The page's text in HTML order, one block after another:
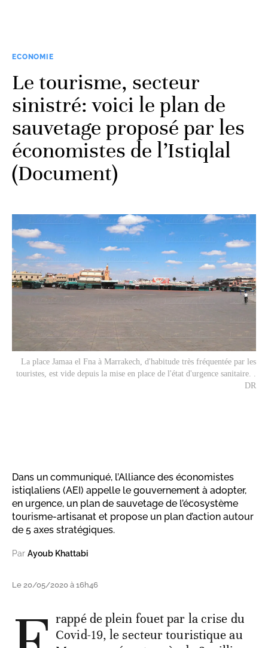
ECONOMIE
Le tourisme, secteur
sinistré: voici le plan de
sauvetage proposé par les
économistes de l’Istiqlal
(Document)
La place Jamaa el Fna à Marrakech, d'habitude très fréquentée par les
touristes, est vide depuis la mise en place de l'état d'urgence sanitaire. .
DR
Dans un communiqué, l’Alliance des économistes
istiqlaliens (AEI) appelle le gouvernement à adopter,
en urgence, un plan de sauvetage de l’écosystème
tourisme-artisanat et propose un plan d’action autour
de 5 axes stratégiques.
Par Ayoub Khattabi
Le 20/05/2020 à 16h46
rappé de plein fouet par la crise du
Covid-19, le secteur touristique au